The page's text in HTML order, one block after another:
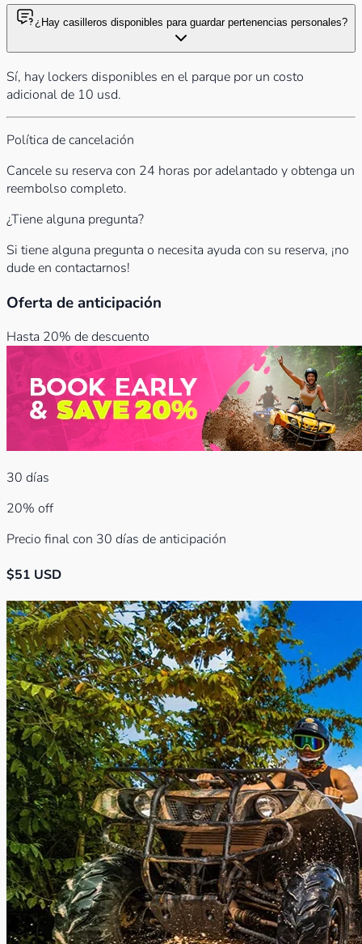
¿Hay casilleros disponibles para guardar pertenencias personales?
Sí, hay lockers disponibles en el parque por un costo
adicional de 10 usd.
Política de cancelación
Cancele su reserva con 24 horas por adelantado y obtenga un
reembolso completo.
¿Tiene alguna pregunta?
Si tiene alguna pregunta o necesita ayuda con su reserva, ¡no
dude en contactarnos!
Oferta de anticipación
Hasta 20% de descuento
30 días
20% off
Precio final con 30 días de anticipación
$51 USD